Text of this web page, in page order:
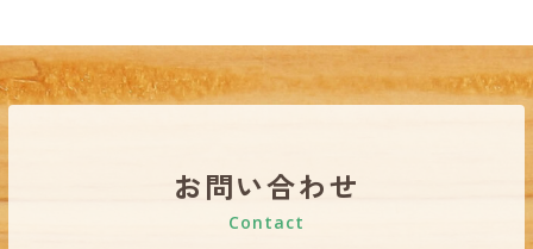
お問い合わせ
Contact